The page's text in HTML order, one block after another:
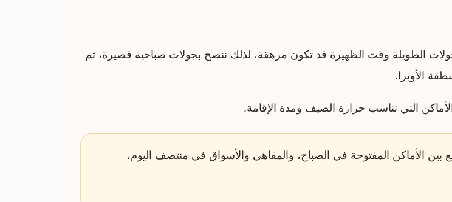
الطويلة وقت الظهيرة قد تكون مرهقة، لذلك ننصح بجولات صباحية قصيرة، ثم
الأوبرا.
الأماكن التي تناسب حرارة الصيف ومدة الإقامة.
الأماكن المفتوحة في الصباح، والمقاهي والأسواق في منتصف اليوم،